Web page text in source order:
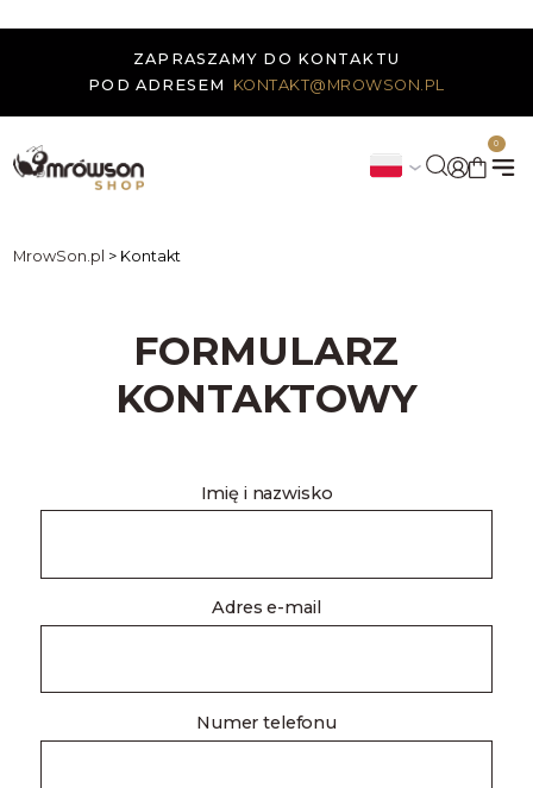
ZAPRASZAMY DO KONTAKTU
POD ADRESEM
KONTAKT@MROWSON.PL
0
MrowSon.pl > Kontakt
FORMULARZ
KONTAKTOWY
Imię i nazwisko
Adres e-mail
Numer telefonu